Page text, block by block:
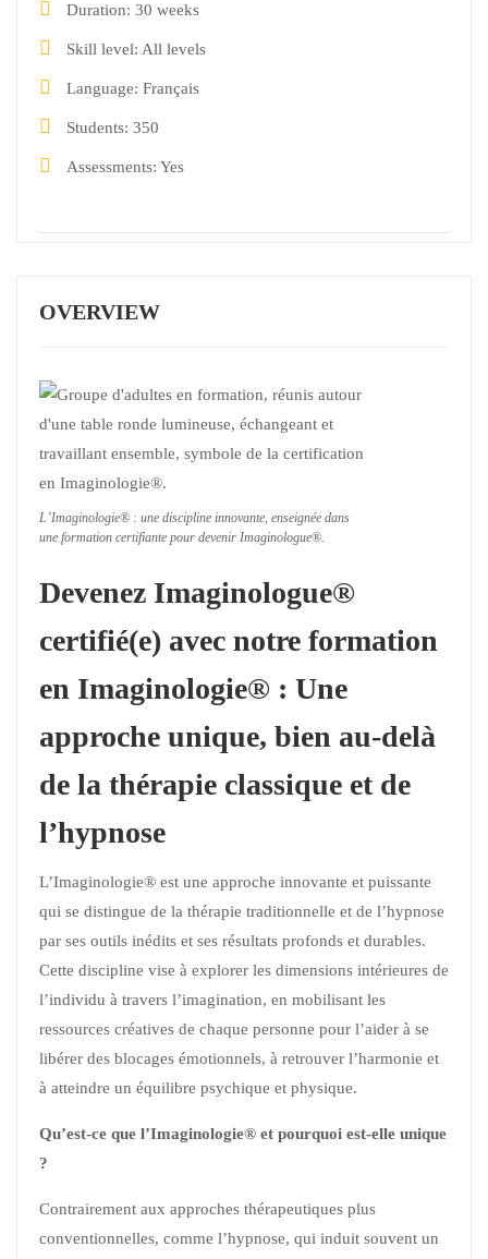
OVERVIEW
L’Imaginologie® : une discipline innovante, enseignée dans
une formation certifiante pour devenir Imaginologue®.
Devenez Imaginologue®
certifié(e) avec notre formation
en Imaginologie® : Une
approche unique, bien au-delà
de la thérapie classique et de
l’hypnose
L’Imaginologie® est une approche innovante et puissante
qui se distingue de la thérapie traditionnelle et de l’hypnose
par ses outils inédits et ses résultats profonds et durables.
Cette discipline vise à explorer les dimensions intérieures de
l’individu à travers l’imagination, en mobilisant les
ressources créatives de chaque personne pour l’aider à se
libérer des blocages émotionnels, à retrouver l’harmonie et
à atteindre un équilibre psychique et physique.
Qu’est-ce que l’Imaginologie® et pourquoi est-elle unique
?
Contrairement aux approches thérapeutiques plus
conventionnelles, comme l’hypnose, qui induit souvent un
Duration 30 weeks
Skill level All levels
Language Français
Students 350
Assessments Yes